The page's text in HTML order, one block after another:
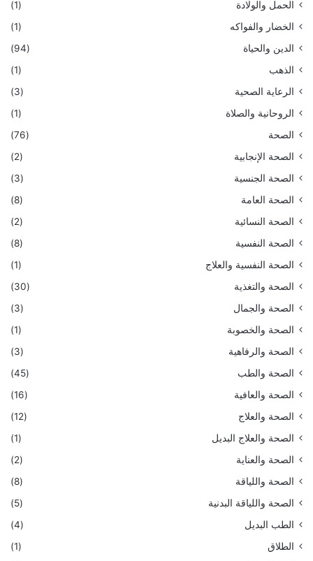
الحمل والولادة
(1)
الخضار والفواكه
(1)
الدين والحياة
(94)
الذهب
(1)
الرعاية الصحية
(3)
الروحانية والصلاة
(1)
الصحة
(76)
الصحة الإنجابية
(2)
الصحة الجنسية
(3)
الصحة العامة
(8)
الصحة النسائية
(2)
الصحة النفسية
(8)
الصحة النفسية والعلاج
(1)
الصحة والتغذية
(30)
الصحة والجمال
(3)
الصحة والخصوبة
(1)
الصحة والرفاهية
(3)
الصحة والطب
(45)
الصحة والعافية
(16)
الصحة والعلاج
(12)
الصحة والعلاج البديل
(1)
الصحة والعناية
(2)
الصحة واللياقة
(8)
الصحة واللياقة البدنية
(5)
الطب البديل
(4)
الطلاق
(1)